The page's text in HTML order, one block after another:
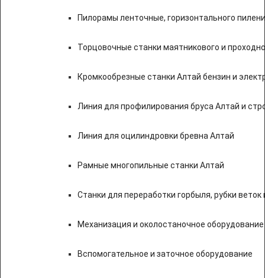
Пилорамы ленточные, горизонтального
Торцовочные станки маятникового и
Кромкообрезные станки Алтай бензин и
Линия для профилирования бруса Алтай и
Линия для оцилиндровки бревна Алтай
Рамные многопильные станки Алтай
Станки для переработки горбыля, рубки веток
Механизация и околостаночное оборудование
Вспомогательное и заточное оборудование